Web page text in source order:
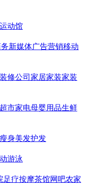
动馆
新媒体广告营销移动
装修公司 家居家装家装
市家电母婴用品生鲜
身美发护发
游泳
足疗按摩茶馆网吧农家